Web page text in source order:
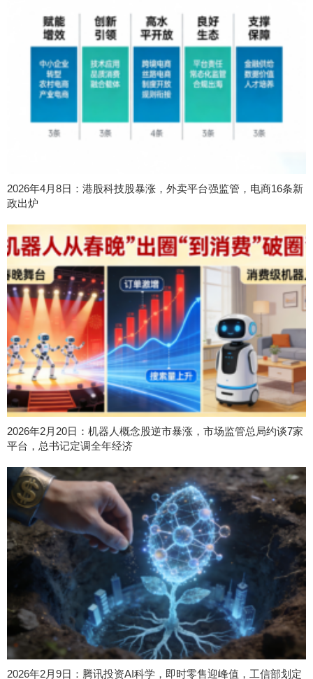
2026年4月8日：港股科技股暴涨，外卖平台强监管，电商16条新
政出炉
2026年2月20日：机器人概念股逆市暴涨，市场监管总局约谈7家
平台，总书记定调全年经济
2026年2月9日：腾讯投资AI科学，即时零售迎峰值，工信部划定